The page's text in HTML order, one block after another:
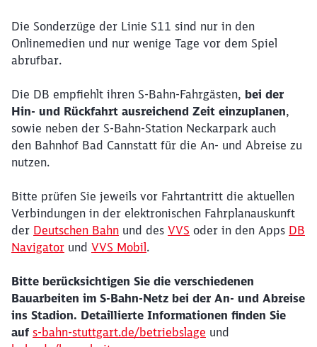
Die Sonderzüge der Linie S11 sind nur in den
Onlinemedien und nur wenige Tage vor dem Spiel
abrufbar.
Die DB empfiehlt ihren S-Bahn-Fahrgästen, bei der
Hin- und Rückfahrt ausreichend Zeit einzuplanen,
sowie neben der S-Bahn-Station Neckarpark auch
den Bahnhof Bad Cannstatt für die An- und Abreise zu
nutzen.
Bitte prüfen Sie jeweils vor Fahrtantritt die aktuellen
Verbindungen in der elektronischen Fahrplanauskunft
der Deutschen Bahn und des VVS oder in den Apps DB
Navigator und VVS Mobil.
Bitte berücksichtigen Sie die verschiedenen
Bauarbeiten im S-Bahn-Netz bei der An- und Abreise
ins Stadion. Detaillierte Informationen finden Sie
auf s-bahn-stuttgart.de/betriebslage und
Möchten Sie zu